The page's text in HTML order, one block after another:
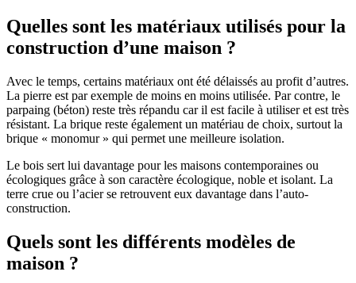
Quelles sont les matériaux utilisés pour la
construction d’une maison ?
Avec le temps, certains matériaux ont été délaissés au profit d’autres.
La pierre est par exemple de moins en moins utilisée. Par contre, le
parpaing (béton) reste très répandu car il est facile à utiliser et est très
résistant. La brique reste également un matériau de choix, surtout la
brique « monomur » qui permet une meilleure isolation.
Le bois sert lui davantage pour les maisons contemporaines ou
écologiques grâce à son caractère écologique, noble et isolant. La
terre crue ou l’acier se retrouvent eux davantage dans l’auto-
construction.
Quels sont les différents modèles de
maison ?